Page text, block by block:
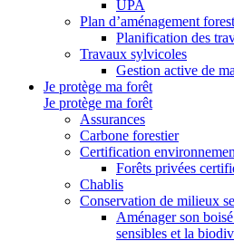
UPA
Plan d’aménagement
Planification des
Travaux sylvicoles
Gestion active de
Je protège ma forêt
Je protège ma forêt
Assurances
Carbone forestier
Certification
Forêts privées
Chablis
Conservation de milieux
Aménager son
sensibles et la